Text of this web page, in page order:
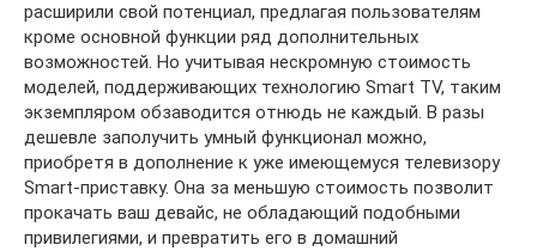
расширили свой потенциал, предлагая пользователям
кроме основной функции ряд дополнительных
возможностей. Но учитывая нескромную стоимость
моделей, поддерживающих технологию Smart TV, таким
экземпляром обзаводится отнюдь не каждый. В разы
дешевле заполучить умный функционал можно,
приобретя в дополнение к уже имеющемуся телевизору
Smart-приставку. Она за меньшую стоимость позволит
прокачать ваш девайс, не обладающий подобными
привилегиями, и превратить его в домашний